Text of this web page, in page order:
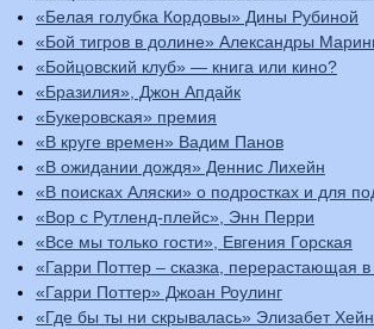
«Белая голубка Кордовы» Дины Рубиной
«Бой тигров в долине» Александры
«Бойцовский клуб» — книга или кино?
«Бразилия», Джон Апдайк
«Букеровская» премия
«В круге времен» Вадим Панов
«В ожидании дождя» Деннис Лихейн
«В поисках Аляски» о подростках и для
«Вор с Рутленд-плейс», Энн Перри
«Все мы только гости», Евгения Горская
«Гарри Поттер – сказка, перерастающая в
«Гарри Поттер» Джоан Роулинг
«Где бы ты ни скрывалась» Элизабет